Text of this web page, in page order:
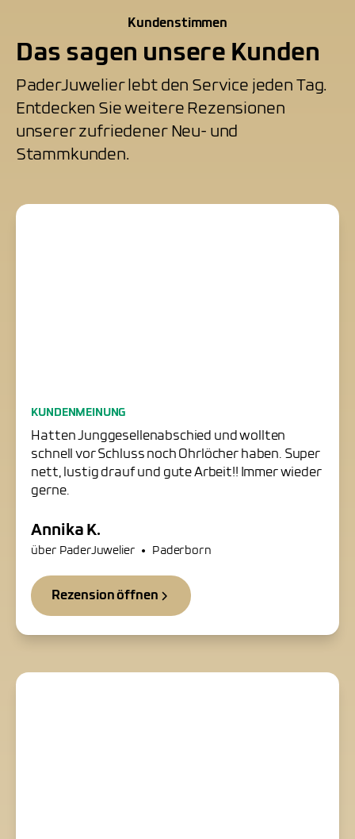
Kundenstimmen
Das sagen unsere Kunden
PaderJuwelier lebt den Service jeden Tag.
Entdecken Sie weitere Rezensionen
unserer zufriedener Neu- und
Stammkunden.
Junggesellenabschied
erfolgreich gerettet
KUNDENMEINUNG
Hatten Junggesellenabschied und wollten
schnell vor Schluss noch Ohrlöcher haben. Super
nett, lustig drauf und gute Arbeit!! Immer wieder
gerne.
Annika K.
über PaderJuwelier • Paderborn
Rezension öffnen